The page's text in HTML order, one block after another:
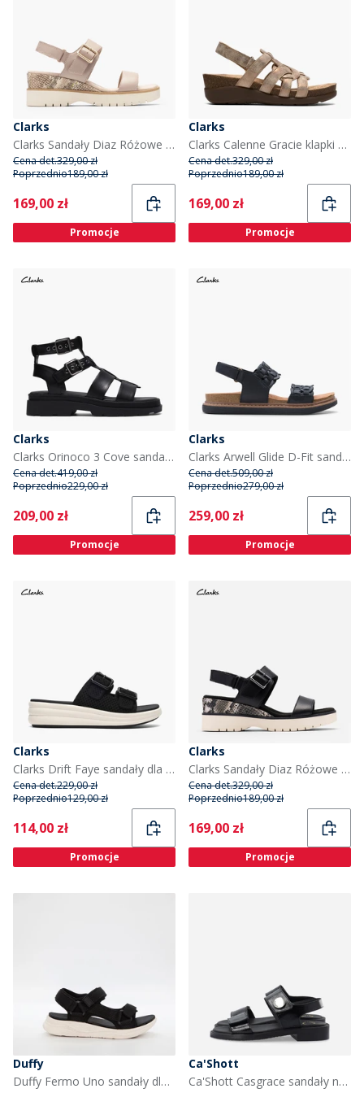
Clarks
Clarks Sandały Diaz Różowe dla niej kolor Sand Combi
Cena det.329,00 zł
Poprzednio189,00 zł
Current
169,00 zł
Promocje
Clarks
Clarks Calenne Gracie klapki na koturnie dla niej kolor Bronze Metallic
Cena det.329,00 zł
Poprzednio189,00 zł
Current
169,00 zł
Promocje
Clarks
Clarks Orinoco 3 Cove sandały dla niej kolor Black Leather
Cena det.419,00 zł
Poprzednio229,00 zł
Current
209,00 zł
Promocje
Clarks
Clarks Arwell Glide D-Fit sandały dla niej kolor Czarny
Cena det.509,00 zł
Poprzednio279,00 zł
Current
259,00 zł
Promocje
Clarks
Clarks Drift Faye sandały dla niej kolor Czarny
Cena det.229,00 zł
Poprzednio129,00 zł
Current
114,00 zł
Promocje
Clarks
Clarks Sandały Diaz Różowe dla niej kolor Black Combi
Cena det.329,00 zł
Poprzednio189,00 zł
Current
169,00 zł
Promocje
Duffy
Duffy Fermo Uno sandały dla niej kolor Czarny
Ca'Shott
Ca'Shott Casgrace sandały na rzepy ze skóry lakierowanej dla niej kolor Czarny